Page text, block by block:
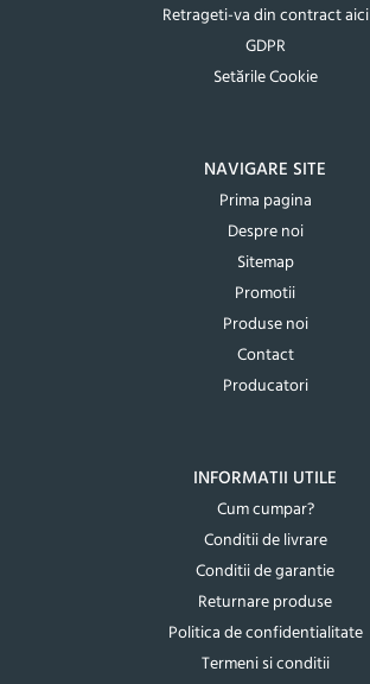
Retrageti-va din contract aici
GDPR
Setările Cookie
NAVIGARE SITE
Prima pagina
Despre noi
Sitemap
Promotii
Produse noi
Contact
Producatori
INFORMATII UTILE
Cum cumpar?
Conditii de livrare
Conditii de garantie
Returnare produse
Politica de confidentialitate
Termeni si conditii